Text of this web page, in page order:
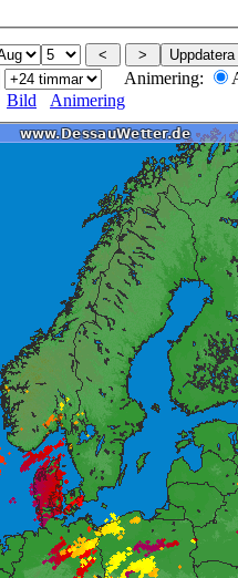
Animering:
Bild Animering